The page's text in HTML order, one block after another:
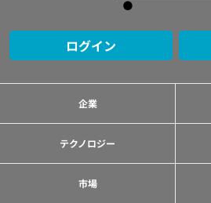
ログイン
企業
テクノロジー
市場